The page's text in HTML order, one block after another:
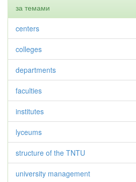
за темами
centers
colleges
departments
faculties
institutes
lyceums
structure of the TNTU
university management